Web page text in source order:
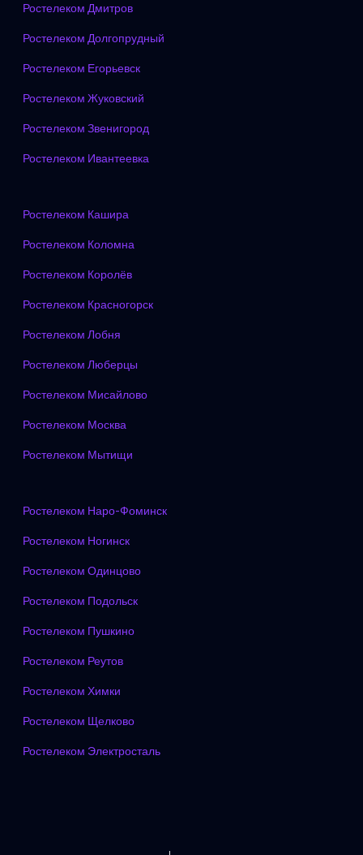
Ростелеком Дмитров
Ростелеком Долгопрудный
Ростелеком Егорьевск
Ростелеком Жуковский
Ростелеком Звенигород
Ростелеком Ивантеевка
Ростелеком Кашира
Ростелеком Коломна
Ростелеком Королёв
Ростелеком Красногорск
Ростелеком Лобня
Ростелеком Люберцы
Ростелеком Мисайлово
Ростелеком Москва
Ростелеком Мытищи
Ростелеком Наро-Фоминск
Ростелеком Ногинск
Ростелеком Одинцово
Ростелеком Подольск
Ростелеком Пушкино
Ростелеком Реутов
Ростелеком Химки
Ростелеком Щелково
Ростелеком Электросталь